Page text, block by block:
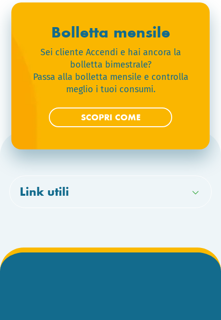
Bolletta mensile
Sei cliente Accendi e hai ancora la
bolletta bimestrale?
Passa alla bolletta mensile e controlla
meglio i tuoi consumi.
SCOPRI COME
Link utili